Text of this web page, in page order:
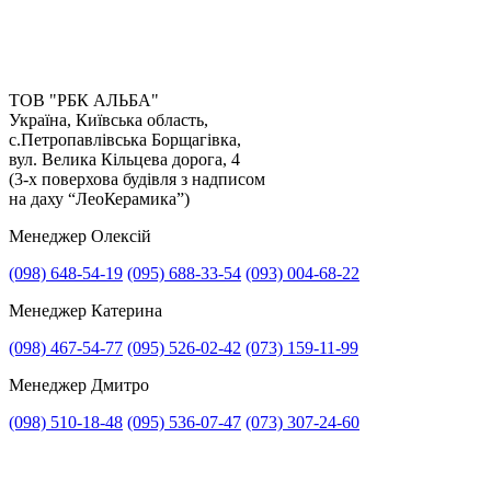
Прикріпити файл
Прикріпити фото
ТОВ "РБК АЛЬБА"
Україна, Київська область,
с.Петропавлівська Борщагівка,
вул. Велика Кільцева дорога, 4
(3-х поверхова будівля з надписом
на даху “ЛеоКерамика”)
Менеджер Олексій
(098) 648-54-19 (095) 688-33-54 (093) 004-68-22
Менеджер Катерина
(098) 467-54-77 (095) 526-02-42 (073) 159-11-99
Менеджер Дмитро
(098) 510-18-48 (095) 536-07-47 (073) 307-24-60